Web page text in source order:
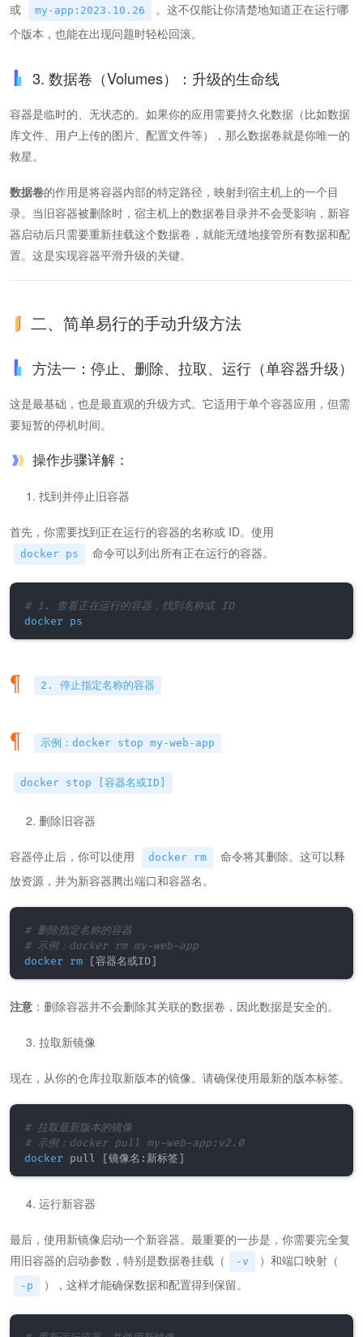
或 my-app:2023.10.26
。这不仅能让你清楚地知道正在运行哪
个版本，也能在出现问题时轻松回滚。
3. 数据卷（Volumes）：升级的生命线
容器是临时的、无状态的。如果你的应用需要持久化数据（比如数据
库文件、用户上传的图片、配置文件等），那么数据卷就是你唯一的
救星。
数据卷的作用是将容器内部的特定路径，映射到宿主机上的一个目
录。当旧容器被删除时，宿主机上的数据卷目录并不会受影响，新容
器启动后只需要重新挂载这个数据卷，就能无缝地接管所有数据和配
置。这是实现容器平滑升级的关键。
二、简单易行的手动升级方法
方法一：停止、删除、拉取、运行（单容器升级）
这是最基础，也是最直观的升级方式。它适用于单个容器应用，但需
要短暂的停机时间。
操作步骤详解：
找到并停止旧容器
首先，你需要找到正在运行的容器的名称或 ID。使用
docker ps 命令可以列出所有正在运行的容器。
# 1. 查看正在运行的容器，找到名称或 ID
docker
ps
2. 停止指定名称的容器
示例：docker stop my-web-app
docker stop [容器名或ID]
删除旧容器
容器停止后，你可以使用 docker rm
命令将其删除。这可以释
放资源，并为新容器腾出端口和容器名。
# 删除指定名称的容器
# 示例：docker rm my-web-app
docker
rm [容器名或ID]
注意 ：删除容器并不会删除其关联的数据卷，因此数据是安全的。
拉取新镜像
现在，从你的仓库拉取新版本的镜像。请确保使用最新的版本标签。
# 拉取最新版本的镜像
# 示例：docker pull my-web-app:v2.0
docker pull [镜像名:新标签]
运行新容器
最后，使用新镜像启动一个新容器。最重要的一步是，你需要完全复
用旧容器的启动参数，特别是数据卷挂载（
-v ）和端口映射（
-p ），这样才能确保数据和配置得到保留。